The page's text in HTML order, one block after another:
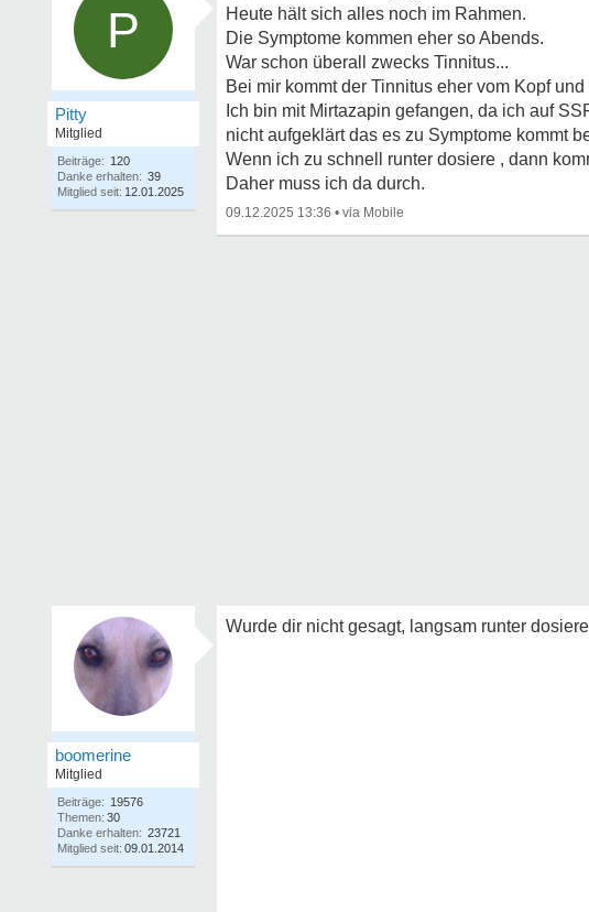
P
Pitty
Mitglied
Beiträge: 120
Danke erhalten: 39
Mitglied seit: 12.01.2025
Heute hält sich alles noch im Rahmen.
Die Symptome kommen eher so Abends.
War schon überall zwecks Tinnitus...
Bei mir kommt der Tinnitus eher vom Kopf
Ich bin mit Mirtazapin gefangen, da ich auf
nicht aufgeklärt das es zu Symptome kommt
Wenn ich zu schnell runter dosiere , dann
Daher muss ich da durch.
09.12.2025 13:36 •
boomerine
Mitglied
Beiträge: 19576
Themen: 30
Danke erhalten: 23721
Mitglied seit: 09.01.2014
Wurde dir nicht gesagt, langsam runter